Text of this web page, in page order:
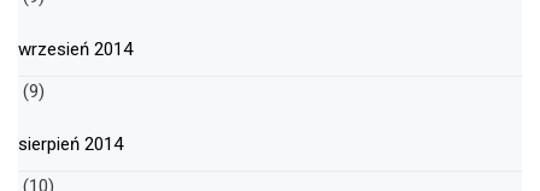
wrzesień 2014
(9)
sierpień 2014
(10)